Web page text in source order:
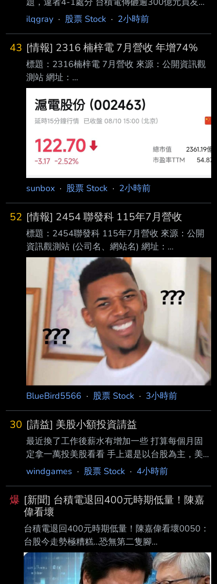
中科廠 「面板三虎」友達、群創、彩晶齊漲停
分，此行請刪除 台積電傳砸逾300億元買友達中
科廠 「面板三虎」友達、群創、彩晶齊漲停
原文連結： 網址超過一行，請用縮網址，連結
不能點擊者板規 1-2-2 處分。
張貼超過3天新聞 2026/08/10 記者署名： 原文
內容： 市場近日盛傳，晶圓代工龍頭
ilqgray · 股票 Stock · 2小時前
43 [情報] 2316 楠梓電 7月營收 年增74%
標題：2316楠梓電 7月營收 來源：公開資訊觀
測站 網址：
https://mopsov.twse.com.tw/mops/web/t146sb
05 內文： 115年07月營收 去年同期月營收 月
營收成長率 510,275 292,536 74.43% 月增
看本業能不能轉虧為盈 現主時滬電股份股價
122.7 RMB ID錯誤我先道歉 我對不起大家 我楠
終生科科;一日生資, 行乞物資。 一
sunbox · 股票 Stock · 2小時前
52 [情報] 2454 聯發科 115年7月營收
標題：2454聯發科 115年7月營收 來源：公開
資訊觀測站 (公司名、網站名) 網址：
https://mopsov.twse.com.tw/mops/web/t51sb1
0?Stp=R1&TK= (請善用縮網址工具) 內文： 本
資料由 (上市公司)聯發科 公司提供 民國115
年07月 單位：新台幣仟元 項目 營業收入淨額
本月 48,474,930 去年同期 43,220,164 增減金
額 5,254,766 增減百分比 12.16 本年累計
349,808,051 去年累計 346,900,972 增
BlueBird5566 · 股票 Stock · 3小時前
30 [請益] 美股小額投資請益
最近換了工作後薪水有增加一些 打算每個月固
定拿一萬投美股看看 手上還是以台股為主，美
股主要是想多一個配置，不想全部都放同一邊
家券商都有看過，手續費的部分也有稍微比較一
下 如果一個月只有一萬，通常會每月無腦定期
定額 但如果先存個幾個月再買，手續費好像算
下來比較划算 想請問每個月大概是一萬左右的
金額，會比較建議一開始先每月固定買，還是存
到一筆再 進場呢？ --
windgames · 股票 Stock · 4小時前
爆 [新聞] 台積電退回400元時期低量！陳嘉
偉看壞
台積電退回400元時期低量！陳嘉偉看壞0050：
台股今走勢極糟糕…恐無第二隻腳
https://udn.com/news/story/123006/9682205
2026-08-10 15:51 聯合新聞網／ 綜合報導 分
析師陳嘉偉於影音內容中指出，台北股市今日走